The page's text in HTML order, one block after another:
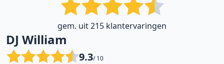
gem. uit 215 klantervaringen
DJ William
9.3/ 10